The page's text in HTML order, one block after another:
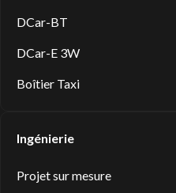
DCar-BT
DCar-E 3W
Boîtier Taxi
Ingénierie
Projet sur mesure